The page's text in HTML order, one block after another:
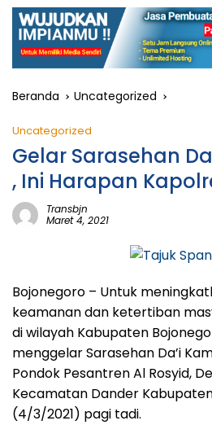
Beranda Uncategorized
Uncategorized
Gelar Sarasehan
, Ini Harapan
Transbjn
Maret 4, 2021
Bojonegoro – Untuk
keamanan dan ketertiban
di wilayah Kabupaten
menggelar Sarasehan Da’i
Pondok Pesantren Al Rosyid,
Kecamatan Dander
(4/3/2021) pagi tadi.